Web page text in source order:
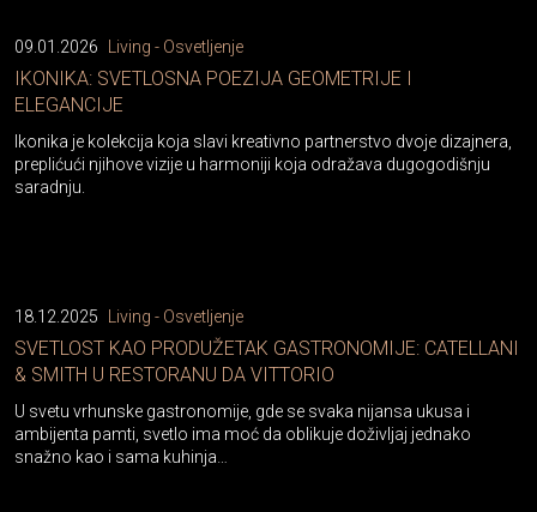
09.01.2026 Living - Osvetljenje
IKONIKA: SVETLOSNA POEZIJA GEOMETRIJE I
ELEGANCIJE
Ikonika je kolekcija koja slavi kreativno partnerstvo dvoje dizajnera,
preplićući njihove vizije u harmoniji koja odražava dugogodišnju
saradnju.
18.12.2025 Living - Osvetljenje
SVETLOST KAO PRODUŽETAK GASTRONOMIJE: CATELLANI
& SMITH U RESTORANU DA VITTORIO
U svetu vrhunske gastronomije, gde se svaka nijansa ukusa i
ambijenta pamti, svetlo ima moć da oblikuje doživljaj jednako
snažno kao i sama kuhinja…